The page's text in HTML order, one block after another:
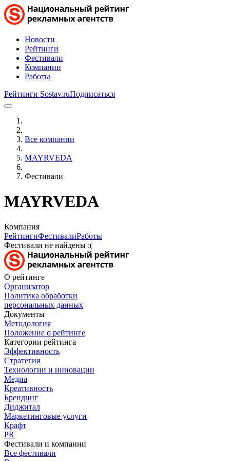
Новости
Рейтинги
Фестивали
Компании
Работы
Рейтинги Sostav.ruПодписаться
Все компании
MAYRVEDA
Фестивали
MAYRVEDA
Компания
РейтингиФестивалиРаботы
Фестивали не найдены :(
О рейтинге
Организатор
Политика обработки
персональных данных
Документы
Методология
Положение о рейтинге
Категории рейтинга
Эффективность
Стратегия
Технологии и инновации
Медиа
Креативность
Брендинг
Диджитал
Маркетинговые услуги
Крафт
PR
Фестивали и компании
Все фестивали